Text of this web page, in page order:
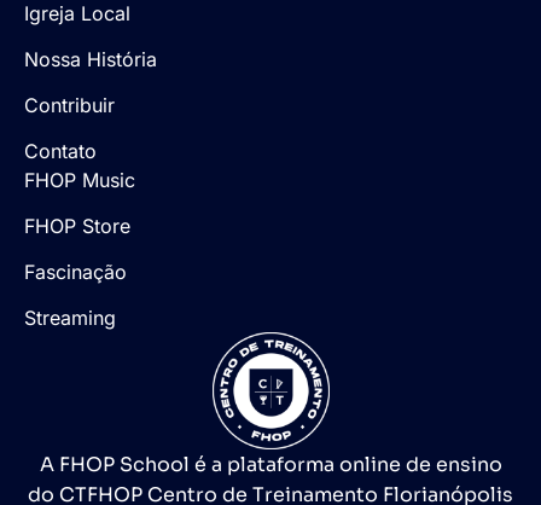
Igreja Local
Nossa História
Contribuir
Contato
FHOP Music
FHOP Store
Fascinação
Streaming
A FHOP School é a plataforma online de ensino
do CTFHOP Centro de Treinamento Florianópolis